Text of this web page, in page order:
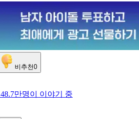
비추천0
48.7만명이 이야기 중